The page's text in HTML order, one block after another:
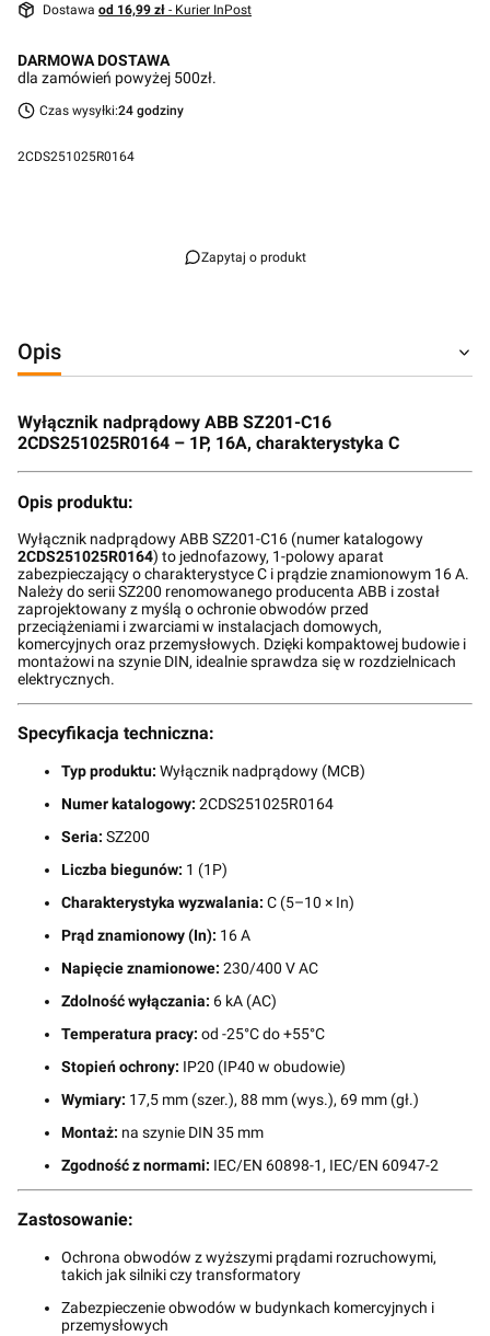
Dostawa od 16,99 zł - Kurier InPost
DARMOWA DOSTAWA
dla zamówień powyżej 500zł.
Czas wysyłki:24 godziny
2CDS251025R0164
Zapytaj o produkt
Opis
Wyłącznik nadprądowy ABB SZ201-C16
2CDS251025R0164 – 1P, 16A, charakterystyka C
Opis produktu:
Wyłącznik nadprądowy ABB SZ201-C16 (numer katalogowy
2CDS251025R0164) to jednofazowy, 1-polowy aparat
zabezpieczający o charakterystyce C i prądzie znamionowym 16 A.
Należy do serii SZ200 renomowanego producenta ABB i został
zaprojektowany z myślą o ochronie obwodów przed
przeciążeniami i zwarciami w instalacjach domowych,
komercyjnych oraz przemysłowych. Dzięki kompaktowej budowie i
montażowi na szynie DIN, idealnie sprawdza się w rozdzielnicach
elektrycznych.
Specyfikacja techniczna:
Typ produktu: Wyłącznik nadprądowy (MCB)
Numer katalogowy: 2CDS251025R0164
Seria: SZ200
Liczba biegunów: 1 (1P)
Charakterystyka wyzwalania: C (5–10 × In)
Prąd znamionowy (In): 16 A
Napięcie znamionowe: 230/400 V AC
Zdolność wyłączania: 6 kA (AC)
Temperatura pracy: od -25°C do +55°C
Stopień ochrony: IP20 (IP40 w obudowie)
Wymiary: 17,5 mm (szer.), 88 mm (wys.), 69 mm (gł.)
Montaż: na szynie DIN 35 mm
Zgodność z normami: IEC/EN 60898-1, IEC/EN 60947-2
Zastosowanie:
Ochrona obwodów z wyższymi prądami rozruchowymi,
takich jak silniki czy transformatory
Zabezpieczenie obwodów w budynkach komercyjnych i
przemysłowych